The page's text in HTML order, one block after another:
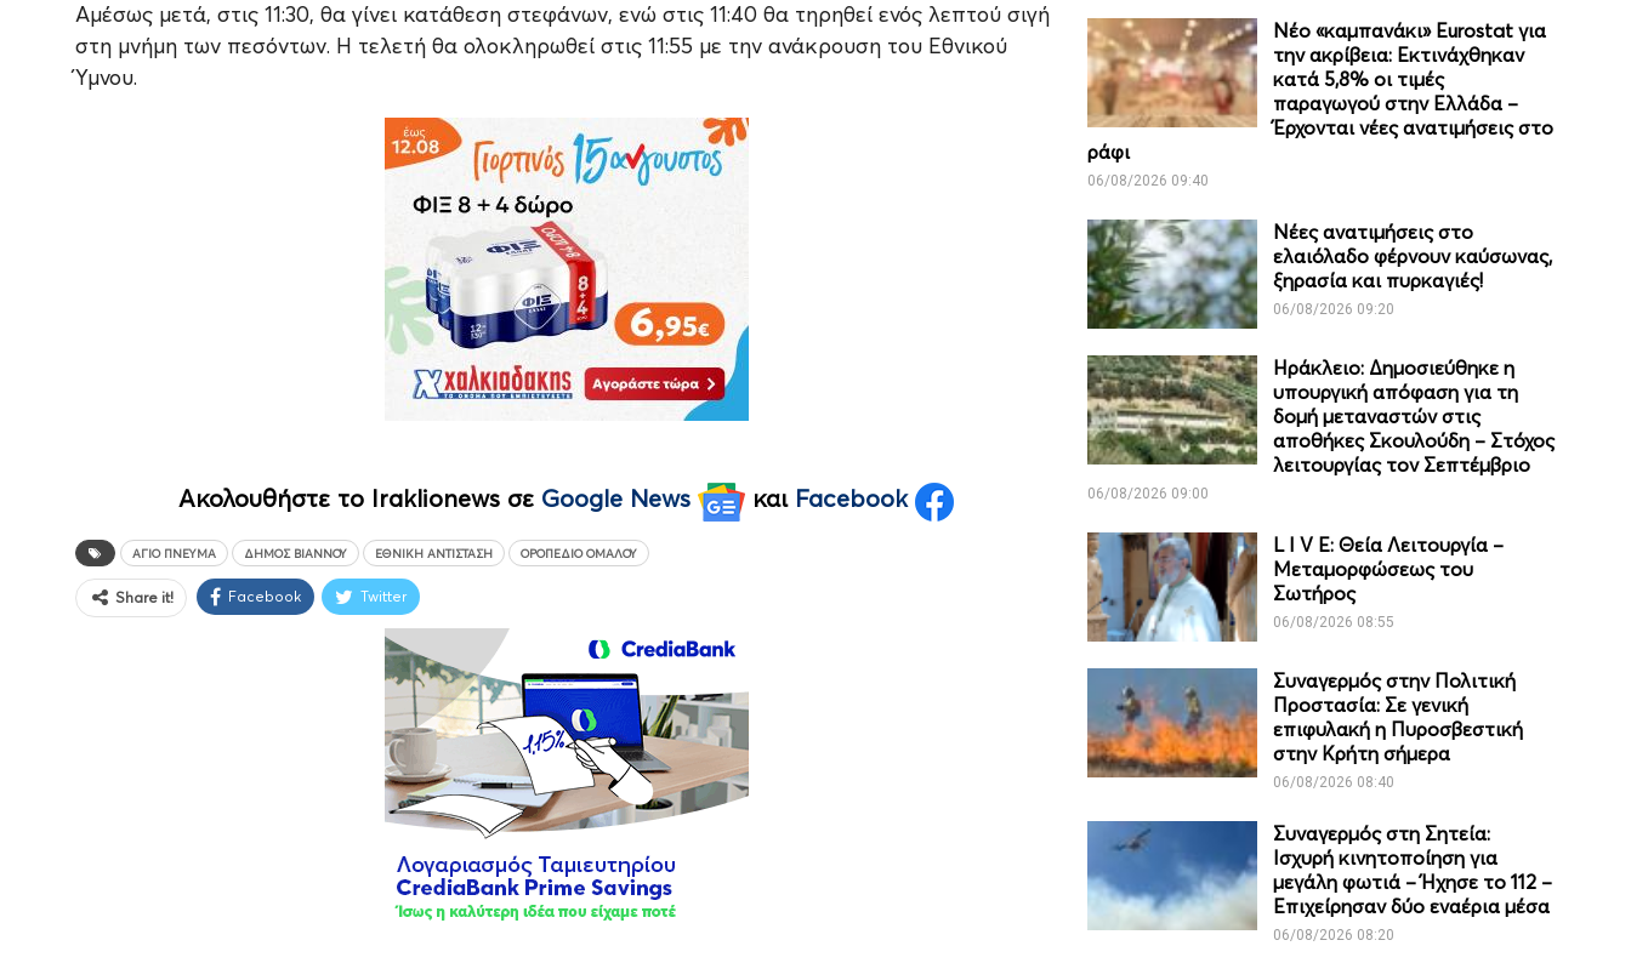
Αμέσως μετά, στις 11:30, θα γίνει κατάθεση στεφάνων, ενώ στις 11:40 θα τηρηθεί ενός λεπτού σιγή
στη μνήμη των πεσόντων. Η τελετή θα ολοκληρωθεί στις 11:55 με την ανάκρουση του Εθνικού
Ύμνου.
Ακολουθήστε το Iraklionews σε Google News και Facebook
ΆΓΙΟ ΠΝΕΎΜΑ ΔΉΜΟΣ ΒΙΆΝΝΟΥ ΕΘΝΙΚΉ ΑΝΤΊΣΤΑΣΗ ΟΡΟΠΈΔΙΟ ΟΜΑΛΟΎ
Share it! Facebook Twitter
Νέο «καμπανάκι» Eurostat για
την ακρίβεια: Εκτινάχθηκαν
κατά 5,8% οι τιμές
παραγωγού στην Ελλάδα –
Έρχονται νέες ανατιμήσεις στο
ράφι
06/08/2026 09:40
Νέες ανατιμήσεις στο
ελαιόλαδο φέρνουν καύσωνας,
ξηρασία και πυρκαγιές!
06/08/2026 09:20
Ηράκλειο: Δημοσιεύθηκε η
υπουργική απόφαση για τη
δομή μεταναστών στις
αποθήκες Σκουλούδη – Στόχος
λειτουργίας τον Σεπτέμβριο
06/08/2026 09:00
L I V E: Θεία Λειτουργία –
Μεταμορφώσεως του
Σωτήρος
06/08/2026 08:55
Συναγερμός στην Πολιτική
Προστασία: Σε γενική
επιφυλακή η Πυροσβεστική
στην Κρήτη σήμερα
06/08/2026 08:40
Συναγερμός στη Σητεία:
Ισχυρή κινητοποίηση για
μεγάλη φωτιά – Ήχησε το 112 –
Επιχείρησαν δύο εναέρια μέσα
06/08/2026 08:20